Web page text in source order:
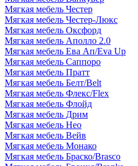
Мягкая мебель Честер
Мягкая мебель Честер-Люкс
Мягкая мебель Оксфорд
Мягкая мебель Аполло 2.0
Мягкая мебель Ева Ап/Eva Up
Мягкая мебель Саппоро
Мягкая мебель Пратт
Мягкая мебель Белт/Belt
Мягкая мебель Флекс/Flex
Мягкая мебель Флойд
Мягкая мебель Дрим
Мягкая мебель Нео
Мягкая мебель Вейв
Мягкая мебель Монако
Мягкая мебель Браско/Brasco